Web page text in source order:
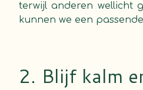
terwijl anderen wellicht
kunnen we een
2. Blijf kalm